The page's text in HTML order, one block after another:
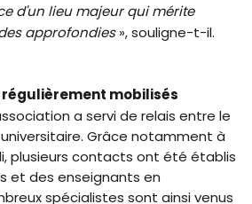
d'un lieu majeur qui mérite
approfondies», souligne-t-il.
mobilisés
a servi de relais entre le
Grâce notamment à
plusieurs contacts ont été établis
et des enseignants en
spécialistes sont ainsi venus